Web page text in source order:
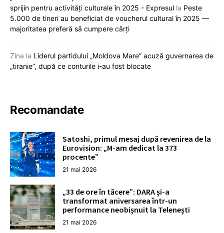
sprijin pentru activități culturale în 2025 - Expresul la Peste
5.000 de tineri au beneficiat de voucherul cultural în 2025 —
majoritatea preferă să cumpere cărți
Zina la Liderul partidului „Moldova Mare” acuză guvernarea de
„tiranie”, după ce conturile i-au fost blocate
Recomandate
Satoshi, primul mesaj după revenirea de la
Eurovision: „M-am dedicat la 373
procente”
21 mai 2026
„33 de ore în tăcere”: DARA și-a
transformat aniversarea într-un
performance neobișnuit la Telenești
21 mai 2026